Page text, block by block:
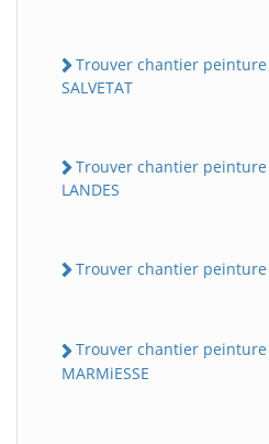
Trouver chantier peinture
SALVETAT
Trouver chantier peinture
LANDES
Trouver chantier peinture
Trouver chantier peinture
MARMiESSE